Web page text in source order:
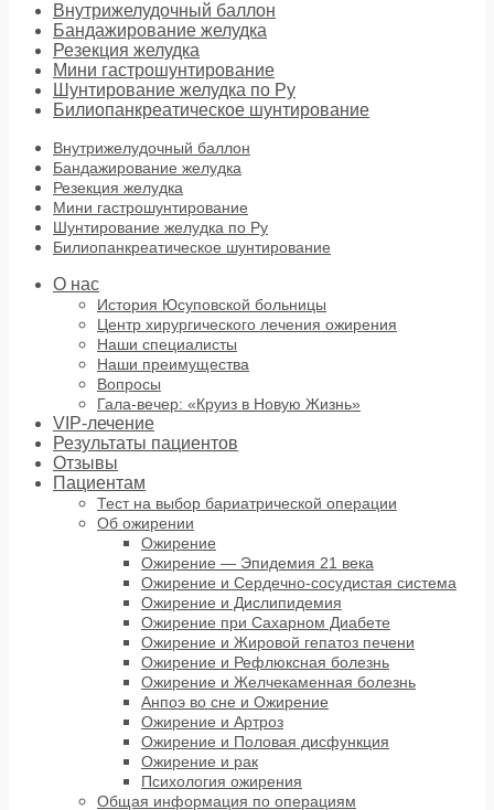
Внутрижелудочный баллон
Бандажирование желудка
Резекция желудка
Мини гастрошунтирование
Шунтирование желудка по Ру
Билиопанкреатическое шунтирование
Внутрижелудочный баллон
Бандажирование желудка
Резекция желудка
Мини гастрошунтирование
Шунтирование желудка по Ру
Билиопанкреатическое шунтирование
О нас
История Юсуповской больницы
Центр хирургического лечения ожирения
Наши специалисты
Наши преимущества
Вопросы
Гала-вечер: «Круиз в Новую Жизнь»
VIP-лечение
Результаты пациентов
Отзывы
Пациентам
Тест на выбор бариатрической операции
Об ожирении
Ожирение
Ожирение — Эпидемия 21 века
Ожирение и Сердечно-сосудистая система
Ожирение и Дислипидемия
Ожирение при Сахарном Диабете
Ожирение и Жировой гепатоз печени
Ожирение и Рефлюксная болезнь
Ожирение и Желчекаменная болезнь
Анпоэ во сне и Ожирение
Ожирение и Артроз
Ожирение и Половая дисфункция
Ожирение и рак
Психология ожирения
Общая информация по операциям